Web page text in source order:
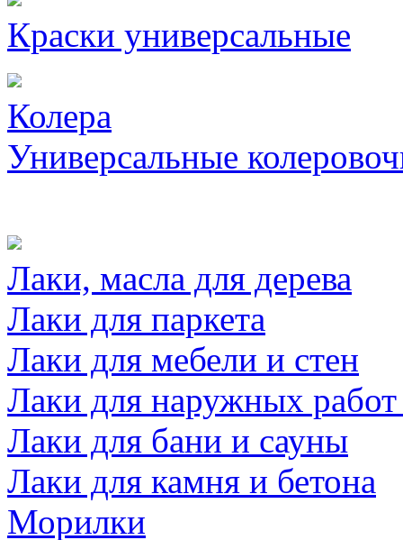
Краски универсальные
Колера
Универсальные
Лаки, масла для дерева
Лаки для паркета
Лаки для мебели и стен
Лаки для наружных
Лаки для бани и сауны
Лаки для камня и бетона
Морилки